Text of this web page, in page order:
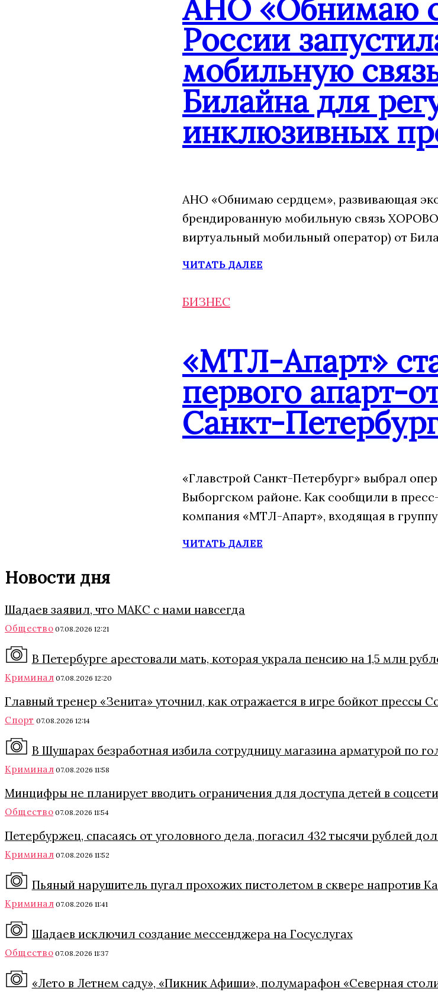
АНО «Обнимаю
России
мобильную
Билайна для
инклюзивных
АНО «Обнимаю сердцем», развивающая
брендированную мобильную связь
виртуальный мобильный оператор) от
ЧИТАТЬ ДАЛЕЕ
БИЗНЕС
«МТЛ-Апарт»
первого апарт-
Санкт-
«Главстрой Санкт-Петербург» выбрал
Выборгском районе. Как сообщили в
компания «МТЛ-Апарт», входящая в
ЧИТАТЬ ДАЛЕЕ
Новости дня
Шадаев заявил, что МАКС с нами навсегда
Общество 07.08.2026 12:21
В Петербурге арестовали мать, которая украла пенсию на 1,5 млн
Криминал 07.08.2026 12:20
Главный тренер «Зенита» уточнил, как отражается в игре бойкот прессы
Спорт 07.08.2026 12:14
В Шушарах безработная избила сотрудницу магазина арматурой по
Криминал 07.08.2026 11:58
Минцифры не планирует вводить ограничения для доступа детей в соцсети
Общество 07.08.2026 11:54
Петербуржец, спасаясь от уголовного дела, погасил 432 тысячи рублей
Криминал 07.08.2026 11:52
Пьяный нарушитель пугал прохожих пистолетом в сквере напротив
Криминал 07.08.2026 11:41
Шадаев исключил создание мессенджера на Госуслугах
Общество 07.08.2026 11:37
«Лето в Летнем саду», «Пикник Афиши», полумарафон «Северная